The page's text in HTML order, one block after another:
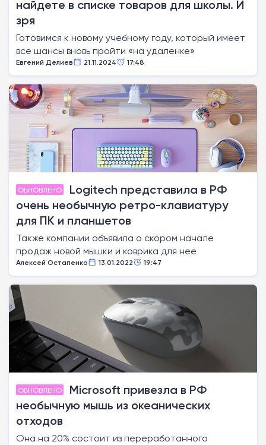
найдете в списке товаров для школы. И
зря
Готовимся к новому учебному году, который имеет
все шансы вновь пройти «на удаленке»
Евгений Делиев 21.11.2024 17:48
ОБНОВЛЕНО
Logitech представила в РФ
очень необычную ретро-клавиатуру
для ПК и планшетов
Также компании объявила о скором начале
продаж новой мышки и коврика для нее
Алексей Остапенко 13.01.2022 19:47
ОБНОВЛЕНО
Microsoft привезла в РФ
необычную мышь из океанических
отходов
Она на 20% состоит из переработанного